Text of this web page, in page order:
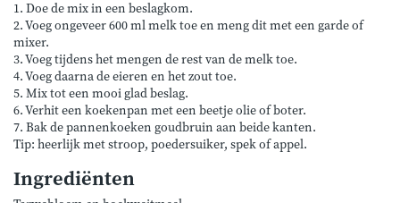
1. Doe de mix in een beslagkom.
2. Voeg ongeveer 600 ml melk toe en meng dit met een garde of
mixer.
3. Voeg tijdens het mengen de rest van de melk toe.
4. Voeg daarna de eieren en het zout toe.
5. Mix tot een mooi glad beslag.
6. Verhit een koekenpan met een beetje olie of boter.
7. Bak de pannenkoeken goudbruin aan beide kanten.
Tip: heerlijk met stroop, poedersuiker, spek of appel.
Ingrediënten